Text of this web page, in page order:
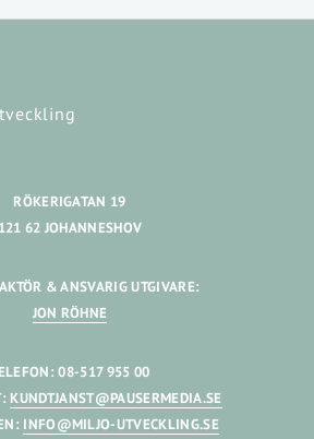
RÖKERIGATAN 19
121 62 JOHANNESHOV
& ANSVARIG UTGIVARE:
JON RÖHNE
08-517 955 00
KUNDTJANST@PAUSERMEDIA.SE
INFO@MILJO-UTVECKLING.SE